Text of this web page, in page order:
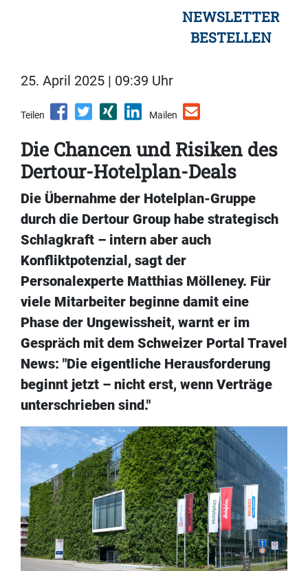
NEWSLETTER
BESTELLEN
25. April 2025 | 09:39 Uhr
Teilen Mailen
Die Chancen und Risiken des
Dertour-Hotelplan-Deals
Die Übernahme der Hotelplan-Gruppe
durch die Dertour Group habe strategisch
Schlagkraft – intern aber auch
Konfliktpotenzial, sagt der
Personalexperte Matthias Mölleney. Für
viele Mitarbeiter beginne damit eine
Phase der Ungewissheit, warnt er im
Gespräch mit dem Schweizer Portal Travel
News: "Die eigentliche Herausforderung
beginnt jetzt – nicht erst, wenn Verträge
unterschrieben sind."